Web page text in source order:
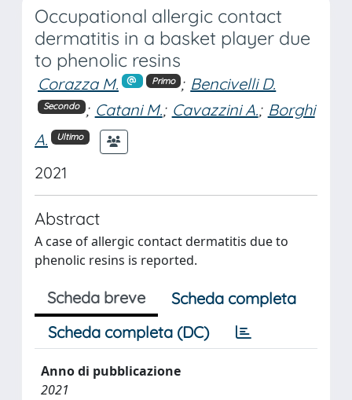
Occupational allergic contact
dermatitis in a basket player due
to phenolic resins
Corazza M. Primo ; Bencivelli D.
Secondo ; Catani M.; Cavazzini A.; Borghi
A.
Ultimo
2021
Abstract
A case of allergic contact dermatitis due to
phenolic resins is reported.
Scheda breve
Scheda completa
Scheda completa (DC)
Anno di pubblicazione
2021